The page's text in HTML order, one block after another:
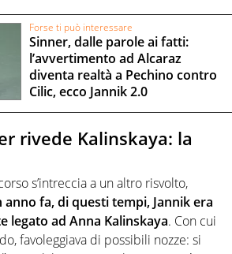
Forse ti può interessare
Sinner, dalle parole ai fatti:
l’avvertimento ad Alcaraz
diventa realtà a Pechino contro
Cilic, ecco Jannik 2.0
rivede Kalinskaya: la
s’intreccia a un altro risvolto,
anno fa, di questi tempi, Jannik era
legato ad Anna Kalinskaya. Con cui
favoleggiava di possibili nozze: si